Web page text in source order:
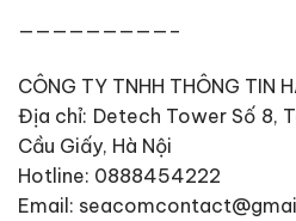
—————————–
CÔNG TY TNHH THÔNG TIN
Địa chỉ: Detech Tower Số 8,
Cầu Giấy, Hà Nội
Hotline: 0888454222
Email: